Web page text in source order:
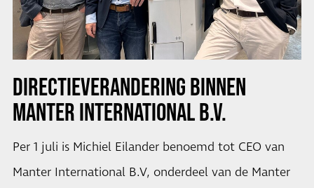
DIRECTIEVERANDERING BINNEN
MANTER INTERNATIONAL B.V.
Per 1 juli is Michiel Eilander benoemd tot CEO van
Manter International B.V, onderdeel van de Manter